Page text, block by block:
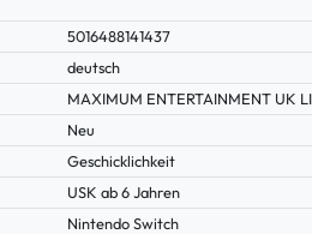
5016488141437
deutsch
MAXIMUM ENTERTAINMENT UK
Neu
Geschicklichkeit
USK ab 6 Jahren
Nintendo Switch